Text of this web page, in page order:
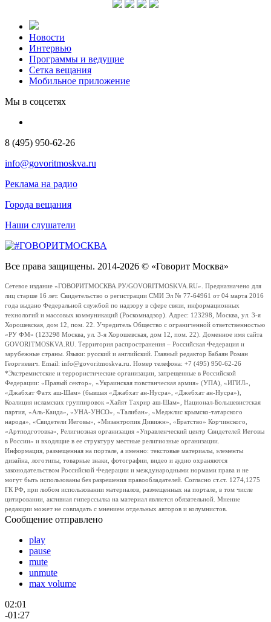
Новости
Интервью
Программы и ведущие
Сетка вещания
Мобильное приложение
Мы в соцсетях
8 (495) 950-62-26
info@govoritmoskva.ru
Реклама на радио
Города вещания
Наши слушатели
Все права защищены. 2014-2026 © «Говорит Москва»
Сетевое издание «ГОВОРИТМОСКВА.РУ/GOVORITMOSKVA.RU». Предназначено для
лиц старше 16 лет. Свидетельство о регистрации СМИ Эл № 77-64961 от 04 марта 2016
года выдано Федеральной службой по надзору в сфере связи, информационных
технологий и массовых коммуникаций (Роскомнадзор). Адрес: 123298, Москва, ул. 3-я
Хорошевская, дом 12, пом. 22. Учредитель Общество с ограниченной ответственностью
«РУ ФМ» (123298 Москва, ул. 3-я Хорошевская, дом 12, пом. 22). Доменное имя сайта
GOVORITMOSKVA.RU. Территория распространения – Российская Федерация и
зарубежные страны. Языки: русский и английский. Главный редактор Бабаян Роман
Георгиевич. Email: info@govoritmoskva.ru. Номер телефона: +7 (495) 950-62-26
*Экстремистские и террористические организации, запрещенные в Российской
Федерации: «Правый сектор», «Украинская повстанческая армия» (УПА), «ИГИЛ»,
«Джабхат Фатх аш-Шам» (бывшая «Джабхат ан-Нусра», «Джебхат ан-Нусра»),
Коалиция исламских группировок «Хайят Тахрир аш-Шам», Национал-Большевистская
партия, «Аль-Каида», «УНА-УНСО», «Талибан», «Меджлис крымско-татарского
народа», «Свидетели Иеговы», «Мизантропик Дивижн», «Братство» Корчинского,
«Артподготовка», Религиозная организация «Управленческий центр Свидетелей Иеговы
в России» и входящие в ее структуру местные религиозные организации.
Информация, размещенная на портале, а именно: текстовые материалы, элементы
дизайна, логотипы, товарные знаки, фотографии, видео и аудио охраняются
законодательством Российской Федерации и международными нормами права и не
могут быть использованы без разрешения правообладателей. Согласно ст.ст. 1274,1275
ГК РФ, при любом использовании материалов, размещенных на портале, в том числе
цитировании, активная гиперссылка на материал является обязательной. Мнение
редакции может не совпадать с мнением отдельных авторов и колумнистов.
Сообщение отправлено
play
pause
mute
unmute
max volume
02:01
-01:27